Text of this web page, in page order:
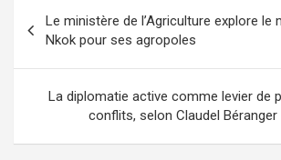
de
l’article
Le ministère de l’Agriculture explore le
Nkok pour ses agropoles
La diplomatie active comme levier de
conflits, selon Claudel Béranger